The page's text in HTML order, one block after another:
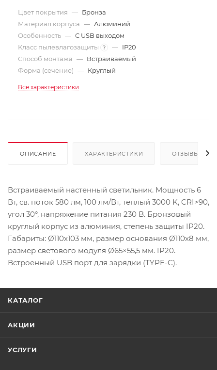
Цвет покрытия — Бронза
Материал корпуса — Алюминий
Особенность — С USB выходом
Класс пылевлагозащиты
? — IP20
Способ монтажа — Встраиваемый
Форма (сечение) — Круглый
Все характеристики
ОПИСАНИЕ ХАРАКТЕРИСТИКИ ОТЗЫВЫ
Встраиваемый настенный светильник. Мощность 6
Вт, св. поток 580 лм, 100 лм/Вт, теплый 3000 K, CRI>90,
угол 30°, напряжение питания 230 В. Бронзовый
круглый корпус из алюминия, степень защиты IP20.
Габариты: Ø110х103 мм, размер основания Ø110х8 мм,
размер светового модуля Ø65×55,5 мм. IP20.
Встроенный USB порт для зарядки (TYPE-C).
КАТАЛОГ
АКЦИИ
УСЛУГИ